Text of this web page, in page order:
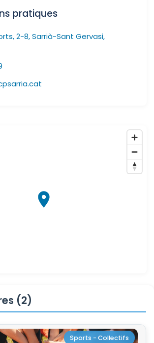
pratiques
2-8, Sarrià-Sant Gervasi,
(2)
Sports - Collectifs